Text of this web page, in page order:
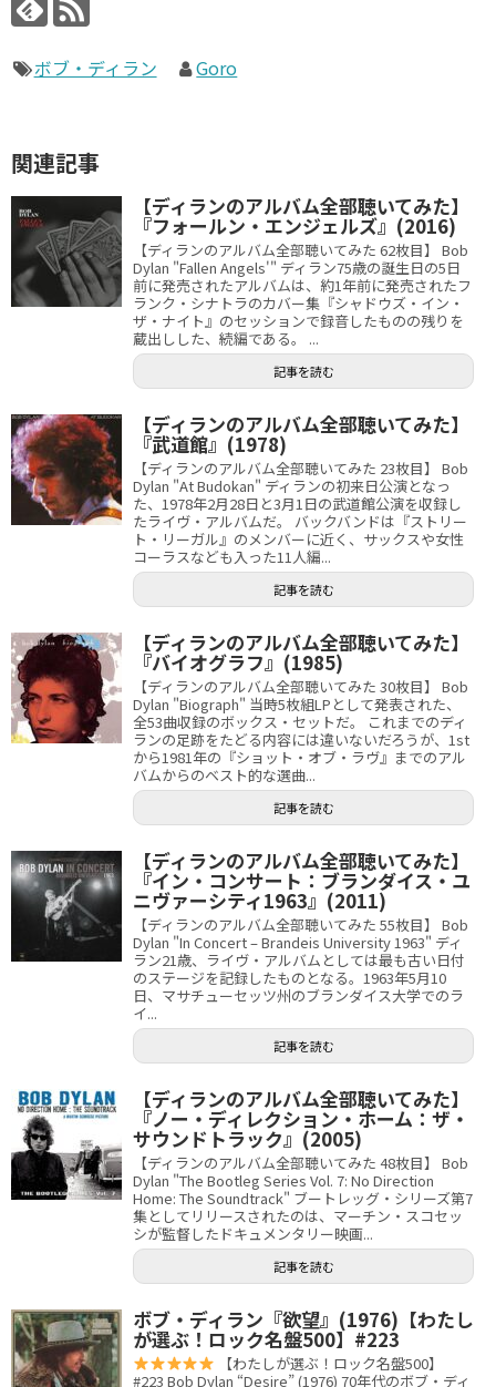
ボブ・ディラン Goro
関連記事
【ディランのアルバム全部聴いてみた】
『フォールン・エンジェルズ』(2016)
【ディランのアルバム全部聴いてみた 62枚目】 Bob
Dylan "Fallen Angels'" ディラン75歳の誕生日の5日
前に発売されたアルバムは、約1年前に発売されたフ
ランク・シナトラのカバー集『シャドウズ・イン・
ザ・ナイト』のセッションで録音したものの残りを
蔵出しした、続編である。 ...
記事を読む
【ディランのアルバム全部聴いてみた】
『武道館』(1978)
【ディランのアルバム全部聴いてみた 23枚目】 Bob
Dylan "At Budokan" ディランの初来日公演となっ
た、1978年2月28日と3月1日の武道館公演を収録し
たライヴ・アルバムだ。 バックバンドは『ストリー
ト・リーガル』のメンバーに近く、サックスや女性
コーラスなども入った11人編...
記事を読む
【ディランのアルバム全部聴いてみた】
『バイオグラフ』(1985)
【ディランのアルバム全部聴いてみた 30枚目】 Bob
Dylan "Biograph" 当時5枚組LPとして発表された、
全53曲収録のボックス・セットだ。 これまでのディ
ランの足跡をたどる内容には違いないだろうが、1st
から1981年の『ショット・オブ・ラヴ』までのアル
バムからのベスト的な選曲...
記事を読む
【ディランのアルバム全部聴いてみた】
『イン・コンサート：ブランダイス・ユ
ニヴァーシティ1963』(2011)
【ディランのアルバム全部聴いてみた 55枚目】 Bob
Dylan "In Concert – Brandeis University 1963" ディ
ラン21歳、ライヴ・アルバムとしては最も古い日付
のステージを記録したものとなる。1963年5月10
日、マサチューセッツ州のブランダイス大学でのラ
イ...
記事を読む
【ディランのアルバム全部聴いてみた】
『ノー・ディレクション・ホーム：ザ・
サウンドトラック』(2005)
【ディランのアルバム全部聴いてみた 48枚目】 Bob
Dylan "The Bootleg Series Vol. 7: No Direction
Home: The Soundtrack" ブートレッグ・シリーズ第7
集としてリリースされたのは、マーチン・スコセッ
シが監督したドキュメンタリー映画...
記事を読む
ボブ・ディラン『欲望』(1976)【わたし
が選ぶ！ロック名盤500】#223
【わたしが選ぶ！ロック名盤500】
#223 Bob Dylan “Desire” (1976) 70年代のボブ・ディ